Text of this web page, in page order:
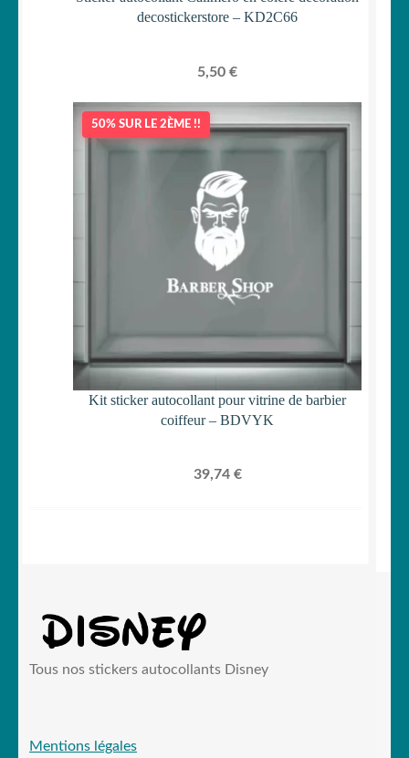
decostickerstore – KD2C66
5,50 €
50% SUR LE 2ÈME !!
Kit sticker autocollant pour vitrine de barbier
coiffeur – BDVYK
39,74 €
Tous nos stickers autocollants Disney
Mentions légales